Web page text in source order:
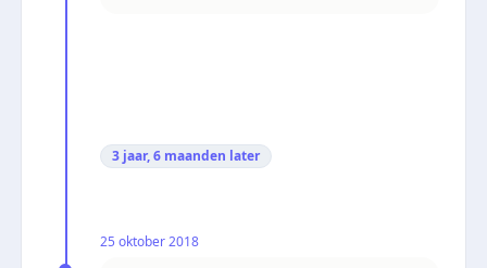
3 jaar, 6 maanden later
25 oktober 2018